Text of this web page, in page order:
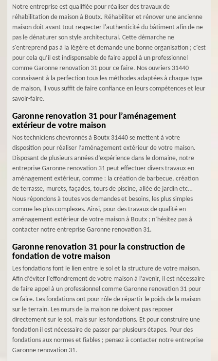
Notre entreprise est qualifiée pour réaliser des travaux de
réhabilitation de maison à Boutx. Réhabiliter et rénover une ancienne
maison doit avant tout respecter l'authenticité du bâtiment afin de ne
pas le dénaturer son style architectural. Cette démarche ne
s'entreprend pas à la légère et demande une bonne organisation ; c’est
pour cela qu’il est indispensable de faire appel à un professionnel
comme Garonne renovation 31 pour ce faire. Nos ouvriers 31440
connaissent à la perfection tous les méthodes adaptées à chaque type
de maison, il vous suffit de faire confiance en leurs compétences et leur
savoir-faire.
Garonne renovation 31 pour l’aménagement
extérieur de votre maison
Nos techniciens chevronnés à Boutx 31440 se mettent à votre
disposition pour réaliser l’aménagement extérieur de votre maison.
Disposant de plusieurs années d’expérience dans le domaine, notre
entreprise Garonne renovation 31 peut effectuer divers travaux en
aménagement extérieur, comme : la création de barbecue, création
de terrasse, murets, façades, tours de piscine, allée de jardin etc…
Nous répondons à toutes vos demandes et besoins, les plus simples
comme les plus complexes. Ainsi, pour des travaux de qualité en
aménagement extérieur de votre maison à Boutx ; n’hésitez pas à
contacter notre entreprise Garonne renovation 31.
Garonne renovation 31 pour la construction de
fondation de votre maison
Les fondations font le lien entre le sol et la structure de votre maison.
Afin d’éviter l’effondrement de votre maison à l’avenir, il est nécessaire
de faire appel à un professionnel comme Garonne renovation 31 pour
ce faire. Les fondations ont pour rôle de répartir le poids de la maison
sur le terrain. Les murs de la maison ne doivent pas reposer
directement sur le sol, mais sur les fondations. Et pour construire une
fondation il est nécessaire de passer par plusieurs étapes. Pour des
fondations aux normes et fiables ; pensez à contacter notre entreprise
Garonne renovation 31.